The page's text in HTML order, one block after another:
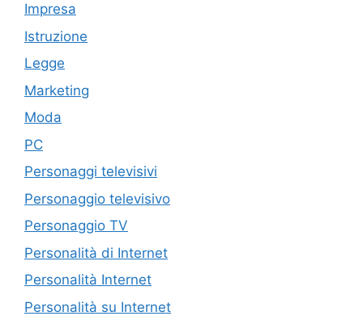
Impresa
Istruzione
Legge
Marketing
Moda
PC
Personaggi televisivi
Personaggio televisivo
Personaggio TV
Personalità di Internet
Personalità Internet
Personalità su Internet